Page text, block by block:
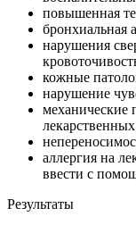
повышенная
бронхиальная
нарушения
кожные
нарушение
механические
аллергия на
ввести с
Результаты